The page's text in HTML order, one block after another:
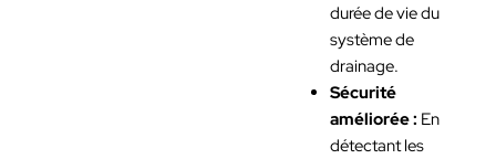
durée de vie du
système de
drainage.
Sécurité
améliorée : En
détectant les